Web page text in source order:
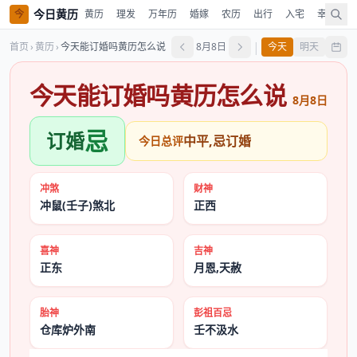
今 今日黄历 黄历 理发 万年历 婚嫁 农历 出行 入宅 幸运色
首页 ›黄历›今天能订婚吗黄历怎么说 8月8日 | 今天 明天
今天能订婚吗黄历怎么说 8月8日
订婚忌 今日总评中平,忌订婚
冲煞
冲鼠(壬子)煞北
财神
正西
喜神
正东
吉神
月恩,天赦
胎神
仓库炉外南
彭祖百忌
壬不汲水